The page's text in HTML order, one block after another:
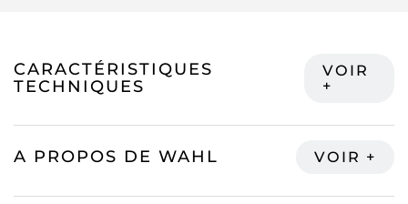
CARACTÉRISTIQUES
TECHNIQUES
A PROPOS DE WAHL